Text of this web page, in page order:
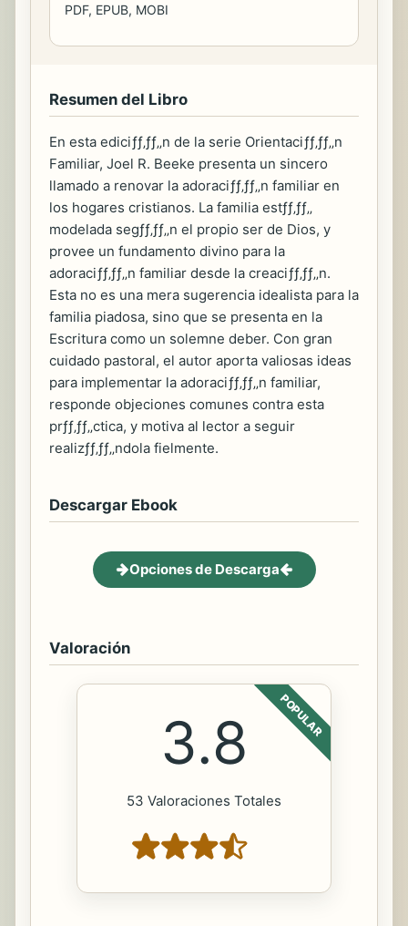
PDF, EPUB, MOBI
Resumen del Libro
En esta ediciƒƒ‚ƒƒ‚‚n de la serie Orientaciƒƒ‚ƒƒ‚‚n
Familiar, Joel R. Beeke presenta un sincero
llamado a renovar la adoraciƒƒ‚ƒƒ‚‚n familiar en
los hogares cristianos. La familia estƒƒ‚ƒƒ‚‚
modelada segƒƒ‚ƒƒ‚‚n el propio ser de Dios, y
provee un fundamento divino para la
adoraciƒƒ‚ƒƒ‚‚n familiar desde la creaciƒƒ‚ƒƒ‚‚n.
Esta no es una mera sugerencia idealista para la
familia piadosa, sino que se presenta en la
Escritura como un solemne deber. Con gran
cuidado pastoral, el autor aporta valiosas ideas
para implementar la adoraciƒƒ‚ƒƒ‚‚n familiar,
responde objeciones comunes contra esta
prƒƒ‚ƒƒ‚‚ctica, y motiva al lector a seguir
realizƒƒ‚ƒƒ‚‚ndola fielmente.
Descargar Ebook
Opciones de Descarga
Valoración
POPULAR
3.8
53 Valoraciones Totales